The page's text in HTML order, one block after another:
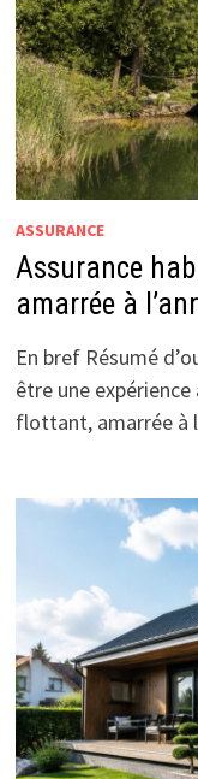
ASSURANCE
Assurance
amarrée à
En bref Résumé
être une
flottant, amarrée à